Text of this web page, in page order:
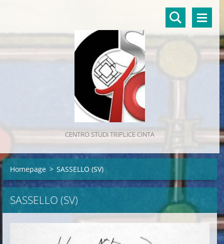
CENTRO STUDI TRIPLICE CINTA
Homepage > SASSELLO (SV)
SASSELLO (SV)